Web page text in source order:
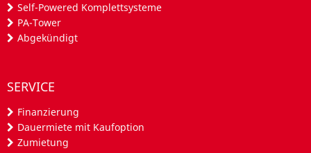
Self-Powered Komplettsysteme
PA-Tower
Abgekündigt
SERVICE
Finanzierung
Dauermiete mit Kaufoption
Zumietung